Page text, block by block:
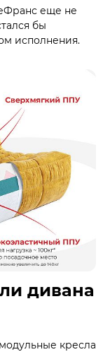
еще не
бы
исполнения.
дивана
кресла